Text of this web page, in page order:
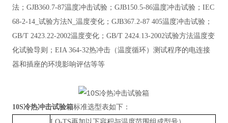
法；GJB360.7-87温度冲击试验；GJB150.5-86温度冲击试验；IEC
68-2-14_试验方法N_温度变化；GJB367.2-87 405温度冲击试验；
GB/T 2423.22-2002温度变化；GB/T 2424.13-2002试验方法温度变
化试验导则；EIA 364-32热冲击（温度循环）测试程序的电连接
器和插座的环境影响评估等等
10S冷热冲击试验箱标准选型表如下：